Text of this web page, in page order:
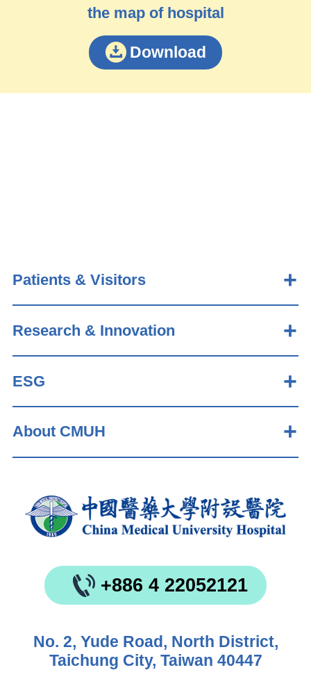
the map of hospital
Download
Patients & Visitors
Research & Innovation
ESG
About CMUH
+886 4 22052121
No. 2, Yude Road, North District,
Taichung City, Taiwan 40447